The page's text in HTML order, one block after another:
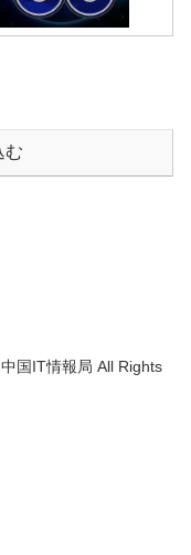
む
国IT情報局 All Rights